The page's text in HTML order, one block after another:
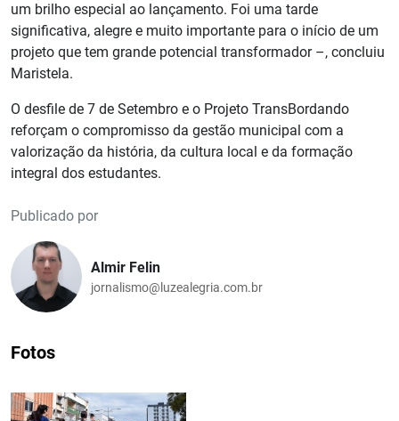
um brilho especial ao lançamento. Foi uma tarde
significativa, alegre e muito importante para o início de um
projeto que tem grande potencial transformador –, concluiu
Maristela.
O desfile de 7 de Setembro e o Projeto TransBordando
reforçam o compromisso da gestão municipal com a
valorização da história, da cultura local e da formação
integral dos estudantes.
Publicado por
Almir Felin
jornalismo@luzealegria.com.br
Fotos